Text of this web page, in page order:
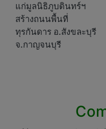
แก่มูลนิธิภูบดินทร์ฯ
สร้างถนนพื้นที่
ทุรกันดาร อ.สังขละบุรี
จ.กาญจนบุรี